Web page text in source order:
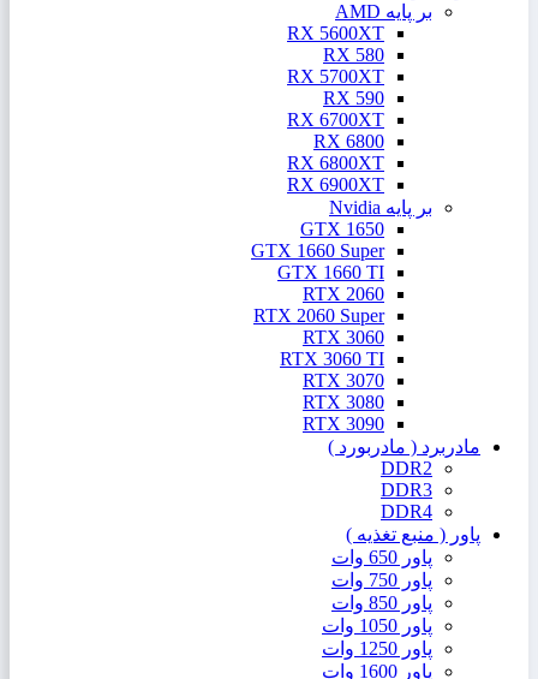
بر پایه AMD
RX 5600XT
RX 580
RX 5700XT
RX 590
RX 6700XT
RX 6800
RX 6800XT
RX 6900XT
بر پایه Nvidia
GTX 1650
GTX 1660 Super
GTX 1660 TI
RTX 2060
RTX 2060 Super
RTX 3060
RTX 3060 TI
RTX 3070
RTX 3080
RTX 3090
مادربرد ( مادربورد )
DDR2
DDR3
DDR4
پاور ( منبع تغذیه )
پاور 650 وات
پاور 750 وات
پاور 850 وات
پاور 1050 وات
پاور 1250 وات
پاور 1600 وات